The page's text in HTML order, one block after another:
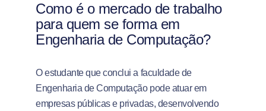
Como é o mercado de trabalho
para quem se forma em
Engenharia de Computação?
O estudante que conclui a faculdade de
Engenharia de Computação pode atuar em
empresas públicas e privadas, desenvolvendo